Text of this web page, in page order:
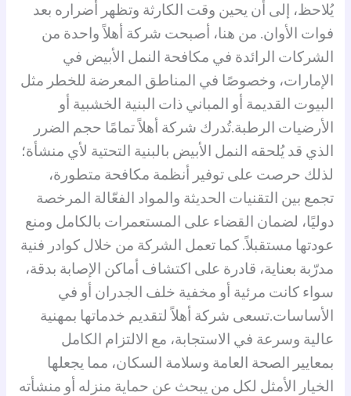
يُلاحظ، إلى أن يحين وقت الكارثة وتظهر أضراره بعد
فوات الأوان. من هنا، أصبحت شركة أهلاً واحدة من
الشركات الرائدة في مكافحة النمل الأبيض في
الإمارات، وخصوصًا في المناطق المعرضة للخطر مثل
البيوت القديمة أو المباني ذات البنية الخشبية أو
الأرضيات الرطبة.تُدرك شركة أهلاً تمامًا حجم الضرر
الذي قد يُلحقه النمل الأبيض بالبنية التحتية لأي منشأة؛
لذلك حرصت على توفير أنظمة مكافحة متطورة،
تجمع بين التقنيات الحديثة والمواد الفعّالة المرخصة
دوليًا، لضمان القضاء على المستعمرات بالكامل ومنع
عودتها مستقبلاً. كما تعمل الشركة من خلال كوادر فنية
مدرّبة بعناية، قادرة على اكتشاف أماكن الإصابة بدقة،
سواء كانت مرئية أو مخفية خلف الجدران أو في
الأساسات.تسعى شركة أهلاً لتقديم خدماتها بمهنية
عالية وسرعة في الاستجابة، مع الالتزام الكامل
بمعايير الصحة العامة وسلامة السكان، مما يجعلها
الخيار الأمثل لكل من يبحث عن حماية منزله أو منشأته